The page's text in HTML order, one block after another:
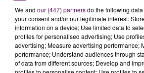
We and our (447) partnersdo the following
your consent and/or our legitimate interest:
information on a device; Use limited data to
profiles for personalised advertising; Use
advertising; Measure advertising performance;
performance; Understand audiences through
of data from different sources; Develop and